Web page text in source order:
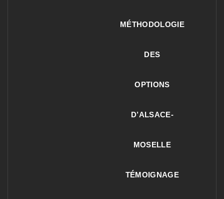
MÉTHODOLOGIE
DES
OPTIONS
D’ALSACE-
MOSELLE
TÉMOIGNAGE